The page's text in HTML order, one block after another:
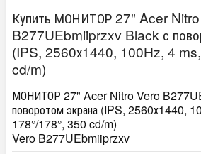
Купить МОНИТОР 27" Acer
B277UEbmiiprzxv Black с
(IPS, 2560х1440, 100Hz, 4
cd/m)
МОНИТОР 27" Acer Nitro Vero
поворотом экрана (IPS, 2560х1440,
178°/178°, 350 cd/m)
Vero B277UEbmiiprzxv